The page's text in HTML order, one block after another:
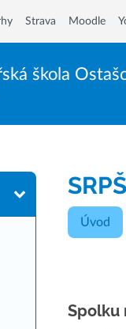
škola
Strava Moodle
Úvod
Spolku